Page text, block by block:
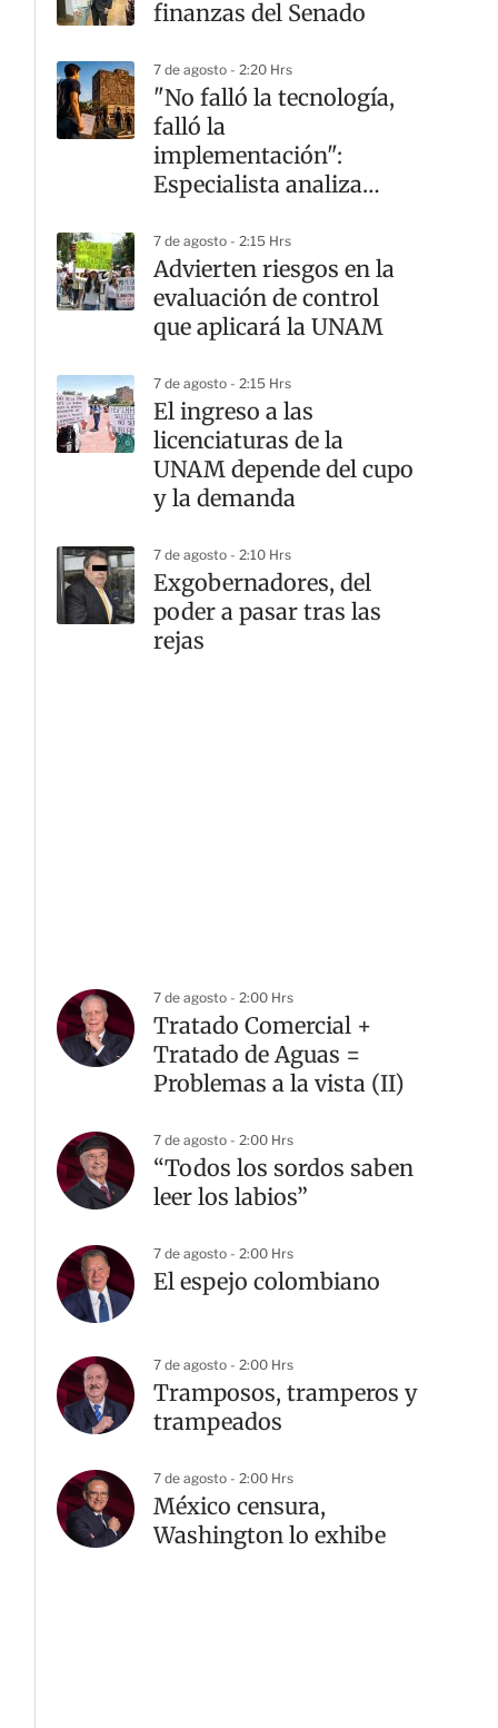
finanzas del Senado
7 de agosto - 2:20 Hrs
"No falló la tecnología,
falló la
implementación":
Especialista analiza
7 de agosto - 2:15 Hrs
Advierten riesgos en la
evaluación de control
que aplicará la UNAM
7 de agosto - 2:15 Hrs
El ingreso a las
licenciaturas de la
UNAM depende del cupo
y la demanda
7 de agosto - 2:10 Hrs
Exgobernadores, del
poder a pasar tras las
rejas
7 de agosto - 2:00 Hrs
Tratado Comercial +
Tratado de Aguas =
Problemas a la vista (II)
7 de agosto - 2:00 Hrs
“Todos los sordos saben
leer los labios”
7 de agosto - 2:00 Hrs
El espejo colombiano
7 de agosto - 2:00 Hrs
Tramposos, tramperos y
trampeados
7 de agosto - 2:00 Hrs
México censura,
Washington lo exhibe